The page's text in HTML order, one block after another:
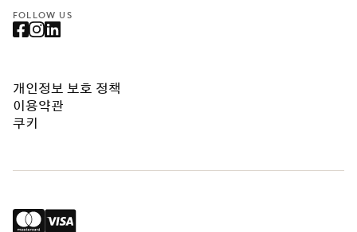
FOLLOW US
개인정보 보호 정책
이용약관
쿠키